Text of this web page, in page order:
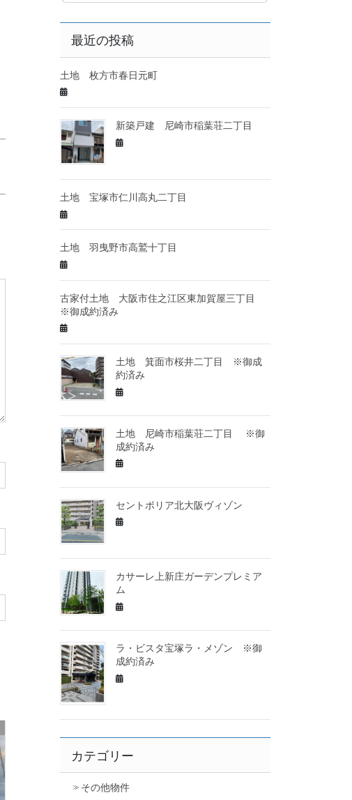
最近の投稿
土地 枚方市春日元町
新築戸建 尼崎市稲葉荘二丁目
土地 宝塚市仁川高丸二丁目
土地 羽曳野市高鷲十丁目
古家付土地 大阪市住之江区東加賀屋三丁目
※御成約済み
土地 箕面市桜井二丁目 ※御成
約済み
土地 尼崎市稲葉荘二丁目 ※御
成約済み
セントポリア北大阪ヴィゾン
カサーレ上新庄ガーデンプレミア
ム
ラ・ビスタ宝塚ラ・メゾン ※御
成約済み
カテゴリー
その他物件